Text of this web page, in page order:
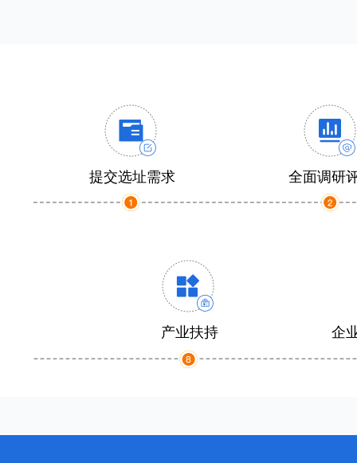
提交选址需求 全面调研
产业扶持 企